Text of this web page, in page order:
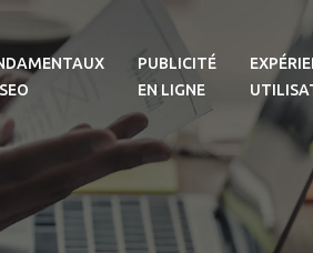
PUBLICITÉ
EN LIGNE